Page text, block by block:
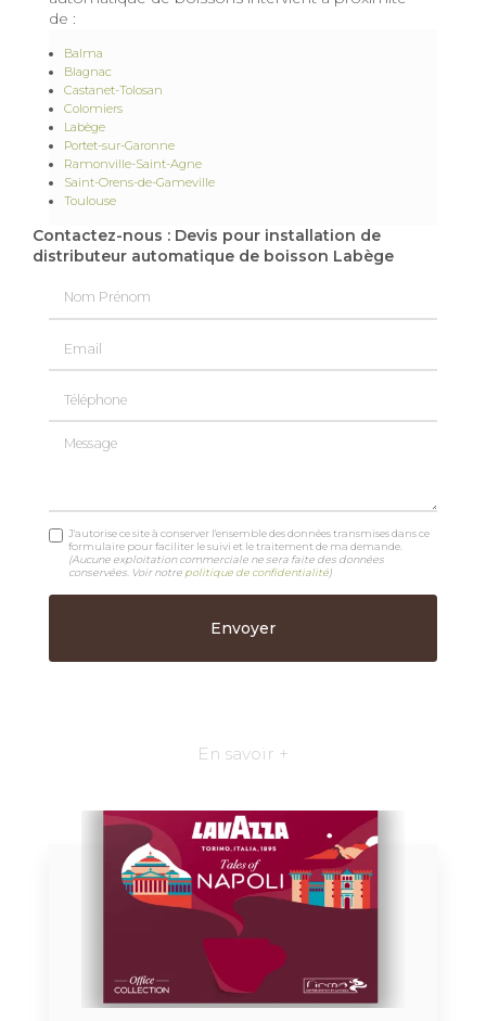
de :
Balma
Blagnac
Castanet-Tolosan
Colomiers
Labège
Portet-sur-Garonne
Ramonville-Saint-Agne
Saint-Orens-de-Gameville
Toulouse
Contactez-nous : Devis pour installation de
distributeur automatique de boisson Labège
Message
J'autorise ce site à conserver l'ensemble des données transmises dans ce
formulaire pour faciliter le suivi et le traitement de ma demande.
(Aucune exploitation commerciale ne sera faite des données
conservées. Voir notre politique de confidentialité)
En savoir +